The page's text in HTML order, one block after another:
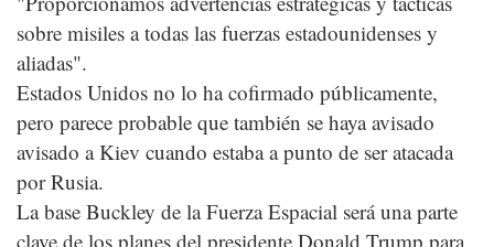
sobre misiles a todas las fuerzas estadounidenses y
aliadas".
Estados Unidos no lo ha cofirmado públicamente,
pero parece probable que también se haya avisado
avisado a Kiev cuando estaba a punto de ser atacada
por Rusia.
La base Buckley de la Fuerza Espacial será una parte
clave de los planes del presidente Donald Trump para